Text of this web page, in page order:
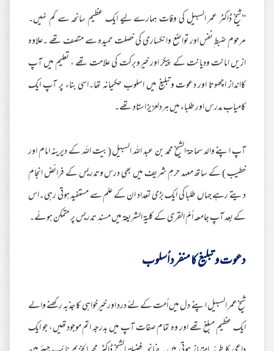
"شیخ ڈاکٹر عمر السبیل کی وفات ہمارے لیے ایک عظیم سانحہ سے کم نہیں۔
مرحوم ضبط ِنفس اور تواضع وانکساری کی خصلت حمیدہ سے متصف تھے ۔علاوہ
ازیں امانت ودیانت کے پیکر اور خیروبرکت کی علامت تھے ، تعلیم میں آپ
کاانداز اچھوتا اور دعوت وتبلیغ میں اسلوب حکیمانہ تھا۔اسی بناء پر آپ ایک
کامیاب مدرس اور طلباء میں ہردلعزیز استاد تھے۔
آپ اپنے والد سماحة الشیخ محمد بن عبد اللہ السبیل (بیت اللہ کے دیرینہ امام اور
خطیب ) کے ساتھ معہد حرمِ شریف میں بھی درس وتدریس کے فرائض انجام
دیتے رہے جہاں طلبا کی ایک بڑی تعداد ان کے علم سے مستفید ہوتی رہی۔اس
کے بعد آپ جامعہ اُمّ القری کے کلية الشريعة میں مسند ِ تدریس پر متمکن ہوئے۔
دعوت و تبلیغ کا منفرد اُسلوب
شیخ عمر السبیل اپنے دل میں اُمت کے لئے درد اور خیرخواہی کا جذبہ رکھنے والے
ایک عظیم مبلغ تھے اور وہ تمام صفات آپ میں بدرجہ اتم موجودتھیں، جو ایک